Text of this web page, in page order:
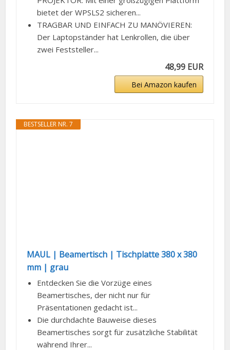
bietet der WPSLS2 sicheren...
TRAGBAR UND EINFACH ZU MANÖVIEREN:
Der Laptopständer hat Lenkrollen, die über
zwei Feststeller...
48,99 EUR
Bei Amazon kaufen
BESTSELLER NR. 7
MAUL | Beamertisch | Tischplatte 380 x 380
mm | grau
Entdecken Sie die Vorzüge eines
Beamertisches, der nicht nur für
Präsentationen gedacht ist...
Die durchdachte Bauweise dieses
Beamertisches sorgt für zusätzliche Stabilität
während Ihrer...